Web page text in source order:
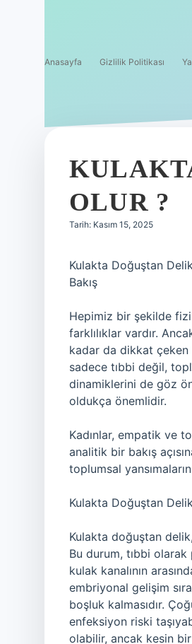
Anasayfa Gizlilik Politikası
OLUR ?
Tarih: Kasım 15, 2025
Kulakta Doğuştan
Bakış
Hepimiz bir şekilde
farklılıklar vardır.
kadar da dikkat çeken
sadece tıbbi değil,
dinamiklerini de göz
oldukça önemlidir.
Kadınlar, empatik ve
analitik bir bakış
toplumsal
Kulakta Doğuştan
Kulakta doğuştan
Bu durum, tıbbi
kulak kanalının
embriyonal gelişim
boşluk kalmasıdır.
enfeksiyon riski
olabilir, ancak kesin